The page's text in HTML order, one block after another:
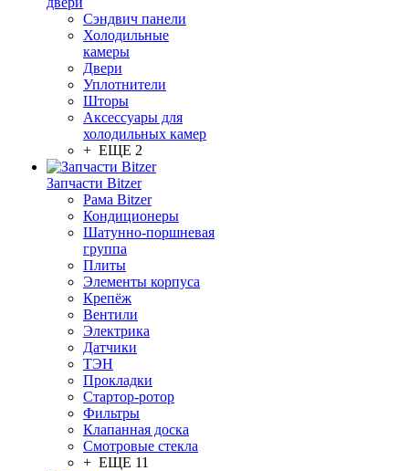
Сэндвич панели
Холодильные
камеры
Двери
Уплотнители
Шторы
Аксессуары для
холодильных камер
+ ЕЩЕ 2
Запчасти Bitzer
Рама Bitzer
Кондиционеры
Шатунно-поршневая
группа
Плиты
Элементы корпуса
Крепёж
Вентили
Электрика
Датчики
ТЭН
Прокладки
Стартор-ротор
Фильтры
Клапанная доска
Смотровые стекла
+ ЕЩЕ 11